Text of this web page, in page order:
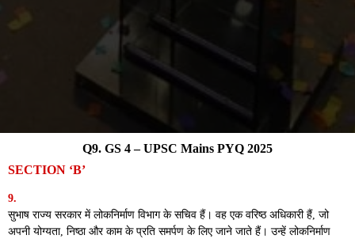
SECTION ‘B’
9.
सुभाष राज्य सरकार में लोकनिर्माण विभाग के सचिव हैं। वह एक वरिष्ठ अधिकारी हैं, जो
अपनी योग्यता, निष्ठा और काम के प्रति समर्पण के लिए जाने जाते हैं। उन्हें लोकनिर्माण
Q9. GS 4 – UPSC Mains PYQ 2025